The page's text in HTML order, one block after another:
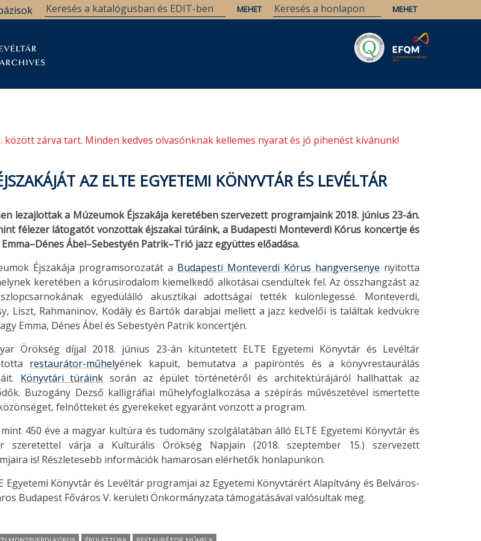
között zárva tart. Minden kedves olvasónknak kellemes nyarat és jó pihenést kívánunk!
AZ ELTE EGYETEMI KÖNYVTÁR ÉS LEVÉLTÁR
lezajlottak a Múzeumok Éjszakája keretében szervezett programjaink 2018. június 23-án.
félezer látogatót vonzottak éjszakai túráink, a Budapesti Monteverdi Kórus koncertje és
Ábel–Sebestyén Patrik–Trió jazz együttes előadása.
Éjszakája programsorozatát a Budapesti Monteverdi Kórus hangversenye nyitotta
keretében a kórusirodalom kiemelkedő alkotásai csendültek fel. Az összhangzást az
egyedülálló akusztikai adottságai tették különlegessé. Monteverdi,
Liszt, Rahmaninov, Kodály és Bartók darabjai mellett a jazz kedvelői is találtak kedvükre
Emma, Dénes Ábel és Sebestyén Patrik koncertjén.
Örökség díjjal 2018. június 23-án kitüntetett ELTE Egyetemi Könyvtár és Levéltár
restaurátor-műhelyének kapuit, bemutatva a papíröntés és a könyvrestaurálás
Könyvtári túráink során az épület történetéről és architektúrájáról hallhattak az
Buzogány Dezső kalligráfiai műhelyfoglalkozása a szépírás művészetével ismertette
felnőtteket és gyerekeket egyaránt vonzott a program.
450 éve a magyar kultúra és tudomány szolgálatában álló ELTE Egyetemi Könyvtár és
szeretettel várja a Kulturális Örökség Napjain (2018. szeptember 15.) szervezett
is! Részletesebb információk hamarosan elérhetők honlapunkon.
Egyetemi Könyvtár és Levéltár programjai az Egyetemi Könyvtárért Alapítvány és Belváros-
Budapest Főváros V. kerületi Önkormányzata támogatásával valósultak meg.